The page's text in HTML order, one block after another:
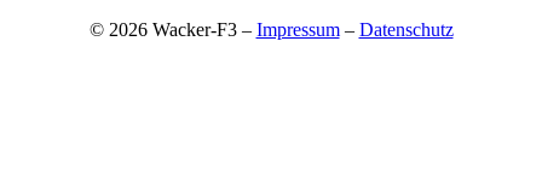
© 2026 Wacker-F3 – Impressum– Datenschutz